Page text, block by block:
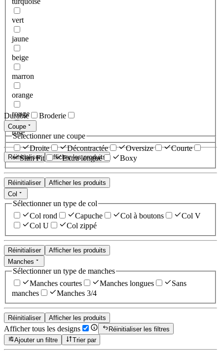
vert
jaune
beige
marron
orange
rouge
rose
Réinitialiser Afficher les produits
Durable Broderie
Coupe
Sélectionner une coupe
Droite
Décontractée Oversize
Courte
Slim Fit
Extra longue Boxy
Réinitialiser
Afficher les produits
Col
Sélectionner un type de col
Col rond
Capuche Col à boutons
Col V
Col U
Col zippé
Réinitialiser
Afficher les produits
Manches
Sélectionner un type de manches
Manches courtes
Manches longues
Sans
manches
Manches 3/4
Réinitialiser Afficher les produits
Afficher tous les designs
Réinitialiser les filtres
Ajouter un filtre
Trier par